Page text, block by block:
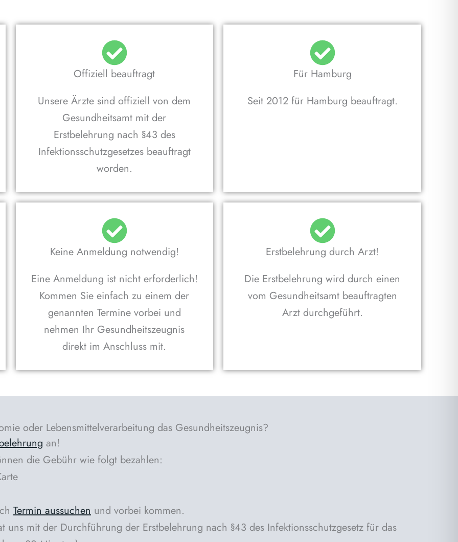
Offiziell beauftragt
Unsere Ärzte sind offiziell von dem
Gesundheitsamt mit der
Erstbelehrung nach §43 des
Infektionsschutzgesetzes beauftragt
worden.
Für Hamburg
Seit 2012 für Hamburg beauftragt.
Keine Anmeldung notwendig!
Eine Anmeldung ist nicht erforderlich!
Kommen Sie einfach zu einem der
genannten Termine vorbei und
nehmen Ihr Gesundheitszeugnis
direkt im Anschluss mit.
Erstbelehrung durch Arzt!
Die Erstbelehrung wird durch einen
vom Gesundheitsamt beauftragten
Arzt durchgeführt.
oder Lebensmittelverarbeitung das Gesundheitszeugnis?
an!
die Gebühr wie folgt bezahlen:
Termin aussuchen und vorbei kommen.
uns mit der Durchführung der Erstbelehrung nach §43 des Infektionsschutzgesetz für das